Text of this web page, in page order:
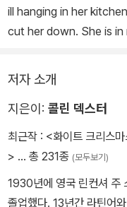
ill hanging in her
cut her down. She is in
저자 소개
지은이: 콜린 덱스터
최근작 : <화이트 크리스
> … 총 231종 (모두보기)
1930년에 영국 린컨셔 주
졸업했다. 13년간 라틴어